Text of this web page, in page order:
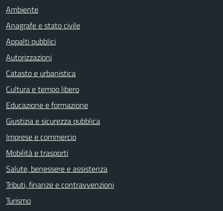
Ambiente
Anagrafe e stato civile
Appalti pubblici
Autorizzazioni
Catasto e urbanistica
Cultura e tempo libero
Educazione e formazione
Giustizia e sicurezza pubblica
Imprese e commercio
Mobilità e trasporti
Salute, benessere e assistenza
Tributi, finanze e contravvenzioni
Turismo